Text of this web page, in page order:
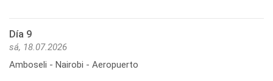
Día 9
sá, 18.07.2026
Amboseli - Nairobi - Aeropuerto